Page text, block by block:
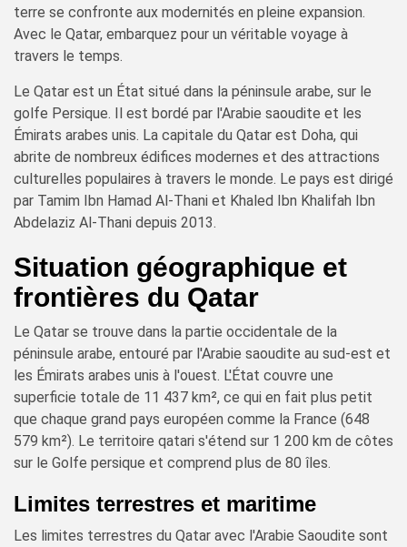
terre se confronte aux modernités en pleine expansion.
Avec le Qatar, embarquez pour un véritable voyage à
travers le temps.
Le Qatar est un État situé dans la péninsule arabe, sur le
golfe Persique. Il est bordé par l'Arabie saoudite et les
Émirats arabes unis. La capitale du Qatar est Doha, qui
abrite de nombreux édifices modernes et des attractions
culturelles populaires à travers le monde. Le pays est dirigé
par Tamim Ibn Hamad Al-Thani et Khaled Ibn Khalifah Ibn
Abdelaziz Al-Thani depuis 2013.
Situation géographique et
frontières du Qatar
Le Qatar se trouve dans la partie occidentale de la
péninsule arabe, entouré par l'Arabie saoudite au sud-est et
les Émirats arabes unis à l'ouest. L'État couvre une
superficie totale de 11 437 km², ce qui en fait plus petit
que chaque grand pays européen comme la France (648
579 km²). Le territoire qatari s'étend sur 1 200 km de côtes
sur le Golfe persique et comprend plus de 80 îles.
Limites terrestres et maritime
Les limites terrestres du Qatar avec l'Arabie Saoudite sont